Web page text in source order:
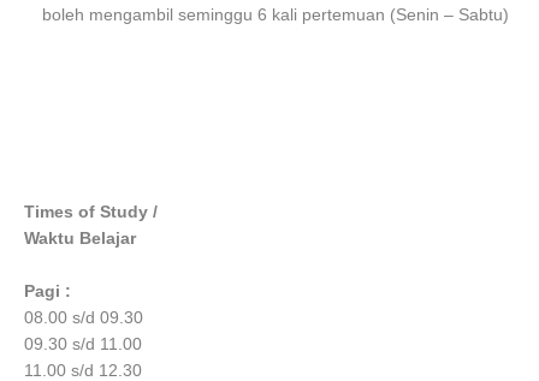
boleh mengambil seminggu 6 kali pertemuan (Senin – Sabtu)
Times of Study /
Waktu Belajar
Pagi :
08.00 s/d 09.30
09.30 s/d 11.00
11.00 s/d 12.30